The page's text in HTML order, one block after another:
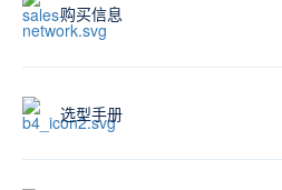
购买信息
选型手册